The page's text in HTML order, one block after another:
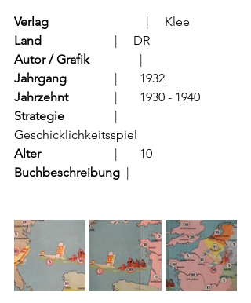
Verlag
			  |     Klee
Land
			  |     DR
Autor / Grafik
Jahrgang
		  |	1932
Jahrzehnt
		  |	1930 - 1940
Strategie
Geschicklichkeitsspiel
Alter
			  |	10
Buchbeschreibung